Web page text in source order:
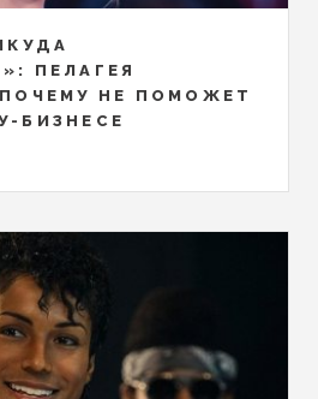
ПЕЛАГЕЯ
НЕ ПОМОЖЕТ
БИЗНЕСЕ